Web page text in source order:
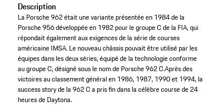
Description
La Porsche 962 était une variante présentée en 1984 de la
Porsche 956 développée en 1982 pour le groupe C de la FIA, qui
répondait également aux exigences de la série de courses
américaine IMSA. Le nouveau châssis pouvait être utilisé par les
équipes dans les deux séries, équipé de la technologie conforme
au groupe C, désigné sous le nom de Porsche 962 C.Après des
victoires au classement général en 1986, 1987, 1990 et 1994, la
success story de la 962 C a pris fin dans la célèbre course de 24
heures de Daytona.